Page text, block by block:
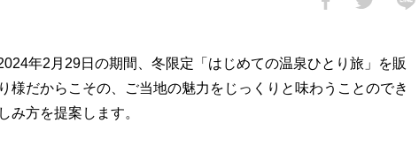
年2月29日の期間、冬限定「はじめての温泉ひとり旅」を販
様だからこその、ご当地の魅力をじっくりと味わうことのでき
み方を提案します。